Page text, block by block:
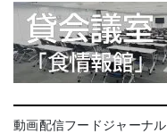
動画配信フードジャーナル